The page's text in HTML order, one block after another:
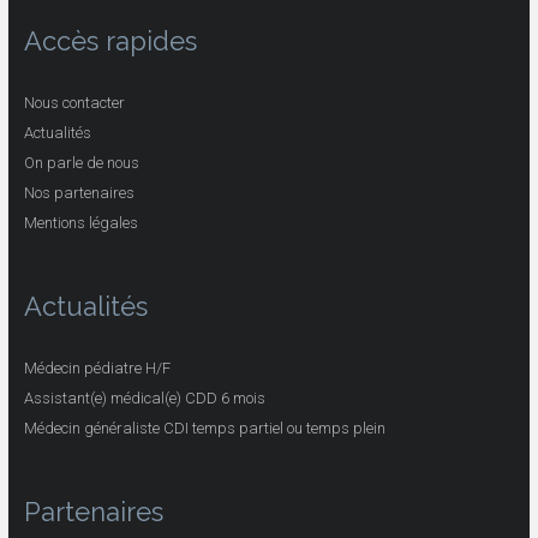
Accès rapides
Nous contacter
Actualités
On parle de nous
Nos partenaires
Mentions légales
Actualités
Médecin pédiatre H/F
Assistant(e) médical(e) CDD 6 mois
Médecin généraliste CDI temps partiel ou temps plein
Partenaires